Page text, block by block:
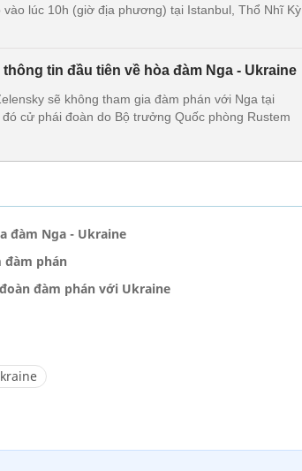
lúc 10h (giờ địa phương) tại Istanbul, Thổ Nhĩ Kỳ
tin đầu tiên về hòa đàm Nga - Ukraine
sẽ không tham gia đàm phán với Nga tại
cử phái đoàn do Bộ trưởng Quốc phòng Rustem
đàm Nga - Ukraine
phán
đàm phán với Ukraine